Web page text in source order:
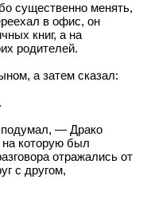
существенно менять,
в офис, он
книг, а на
родителей.
а затем сказал:
подумал, — Драко
которую был
отражались от
с другом,